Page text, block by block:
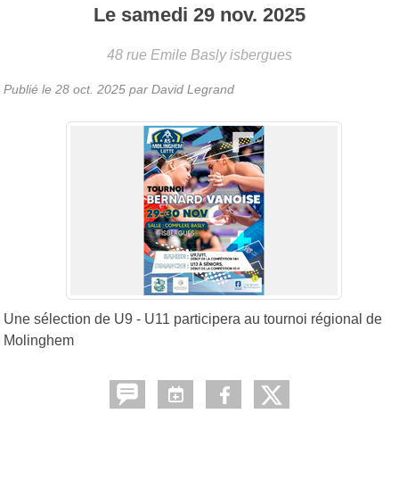
Le samedi 29 nov. 2025
48 rue Emile Basly isbergues
Publié le 28 oct. 2025 par David Legrand
Une sélection de U9 - U11 participera au tournoi régional de
Molinghem